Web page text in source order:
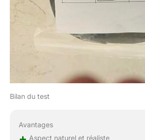
Bilan du test
Avantages
Aspect naturel et réaliste